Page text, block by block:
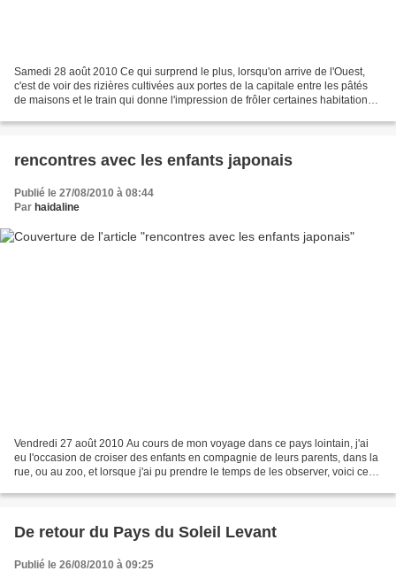
Samedi 28 août 2010 Ce qui surprend le plus, lorsqu'on arrive de l'Ouest,
c'est de voir des rizières cultivées aux portes de la capitale entre les pâtés
de maisons et le train qui donne l'impression de frôler certaines habitations
rencontres avec les enfants japonais
Publié le 27/08/2010 à 08:44
Par haidaline
Vendredi 27 août 2010 Au cours de mon voyage dans ce pays lointain, j'ai
eu l'occasion de croiser des enfants en compagnie de leurs parents, dans la
rue, ou au zoo, et lorsque j'ai pu prendre le temps de les observer, voici ce
De retour du Pays du Soleil Levant
Publié le 26/08/2010 à 09:25